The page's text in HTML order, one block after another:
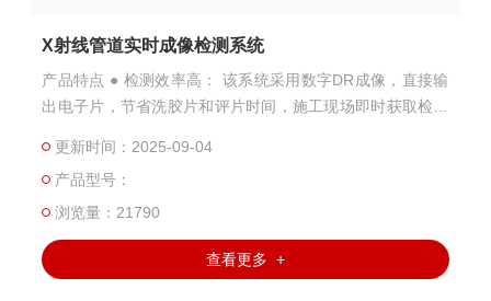
X射线管道实时成像检测系统
产品特点 ● 检测效率高： 该系统采用数字DR成像，直接输
出电子片，节省洗胶片和评片时间，施工现场即时获取检测
间＜10s，检测完毕后射线即时关闭，降低了对人员和环境
的辐射影响。 ● 更加环保： 该成像系统无需化学试剂、不产
生废水废渣，检测结果直接保存为电子图片，并可以进行数
字图像处理，更方便、直观地显示内部焊接缺陷。 ● 成本更
低：
更新时间：2025-09-04
产品型号：
浏览量：21790
查看更多 +